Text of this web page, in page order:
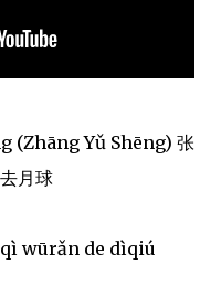
(Zhāng Yǔ Shēng) 张
月球
wūrǎn de dìqiú